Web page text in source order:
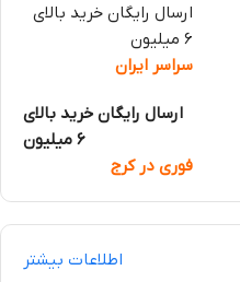
ارسال رایگان خرید بالای
6 میلیون
سراسر ایران
ارسال رایگان خرید بالای
6 میلیون
فوری در کرج
اطلاعات بیشتر